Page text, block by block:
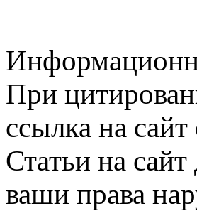
При
ссылка на сайт
Статьи на
ваши права